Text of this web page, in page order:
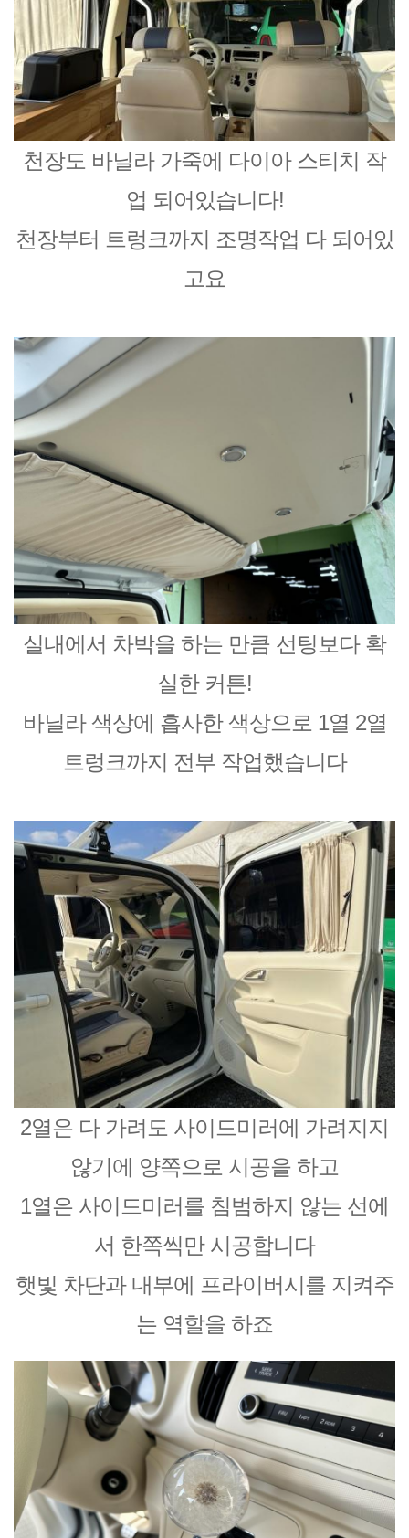
천장도 바닐라 가죽에 다이아 스티치 작
업 되어있습니다!
천장부터 트렁크까지 조명작업 다 되어있
고요
실내에서 차박을 하는 만큼 선팅보다 확
실한 커튼!
바닐라 색상에 흡사한 색상으로 1열 2열
트렁크까지 전부 작업했습니다
2열은 다 가려도 사이드미러에 가려지지
않기에 양쪽으로 시공을 하고
1열은 사이드미러를 침범하지 않는 선에
서 한쪽씩만 시공합니다
햇빛 차단과 내부에 프라이버시를 지켜주
는 역할을 하죠